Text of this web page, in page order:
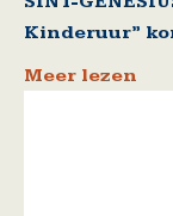
Kinderuur”
Meer lezen